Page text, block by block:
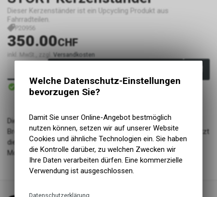
Dieser Kerzenständer ist ein Upcycling Produkt aus
Fahrradteilen.
P20956
350.00CHF
inkl. MwSt., zzgl. Versandkosten
Sofort verfügbar
Versand
Dieser Kerzenständer ist ein Upcycling Produkt aus alten
Bremsscheiben, Zahnrädern und Schaltaugen. Das Glas schützt
die Kerze vor dem Wind. Ein tolles Geschenk für alle
Mountainbike Lovers.
Welche Datenschutz-Einstellungen
bevorzugen Sie?
Damit Sie unser Online-Angebot bestmöglich
nutzen können, setzen wir auf unserer Website
Cookies und ähnliche Technologien ein. Sie haben
die Kontrolle darüber, zu welchen Zwecken wir
Ihre Daten verarbeiten dürfen. Eine kommerzielle
Verwendung ist ausgeschlossen.
Datenschutzerklärung